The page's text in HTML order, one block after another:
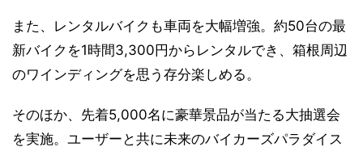
また、レンタルバイクも車両を大幅増強。約50台の最
新バイクを1時間3,300円からレンタルでき、箱根周辺
のワインディングを思う存分楽しめる。
そのほか、先着5,000名に豪華景品が当たる大抽選会
を実施。ユーザーと共に未来のバイカーズパラダイス